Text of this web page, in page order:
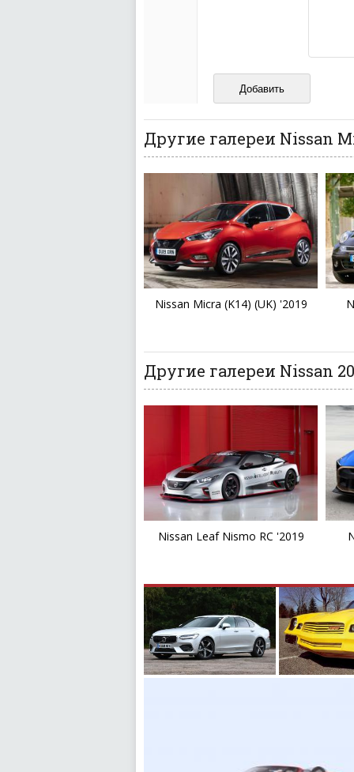
Не размещайте
И запаситесь терпением,
ваш отзыв может
Другие галереи Nissan
Nissan Micra (K14) (UK) '2019
Другие галереи Nissan
Nissan Leaf Nismo RC '2019